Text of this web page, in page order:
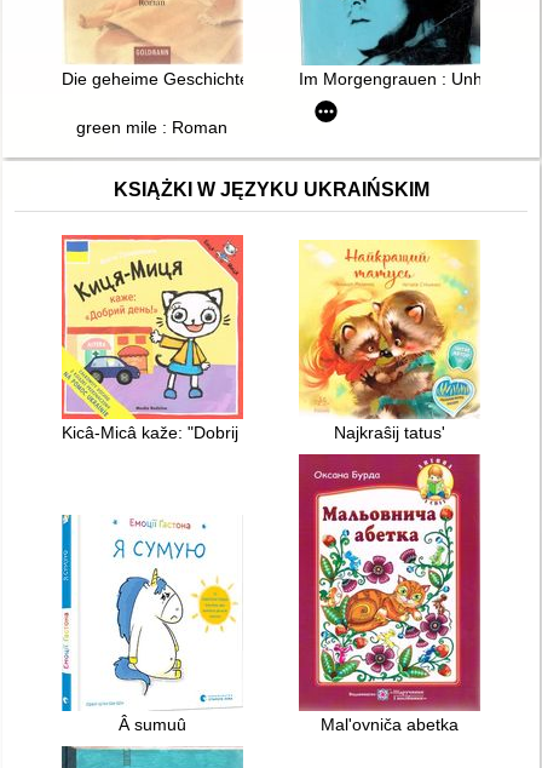
Die geheime Geschichte Im Morgengrauen :
green mile : Roman
KSIĄŻKI W JĘZYKU UKRAIŃSKIM
Kicâ-Micâ kaže: "Dobrij den'!" Najkraŝij tatusʹ
Â sumuû Malʹovniča abetka